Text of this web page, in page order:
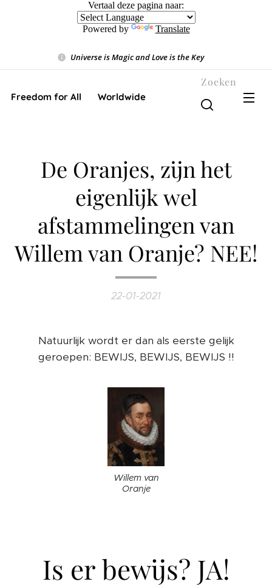
Vertaal deze pagina naar:
Powered by Translate
Universe is Magic and Love is the Key❤️
Freedom for All ❤️ Worldwide
Zoeken
De Oranjes, zijn het
eigenlijk wel
afstammelingen van
Willem van Oranje? NEE!
22-01-2021
Natuurlijk wordt er dan als eerste gelijk
geroepen: BEWIJS, BEWIJS, BEWIJS !!
Willem van
Oranje
Is er bewijs? JA!